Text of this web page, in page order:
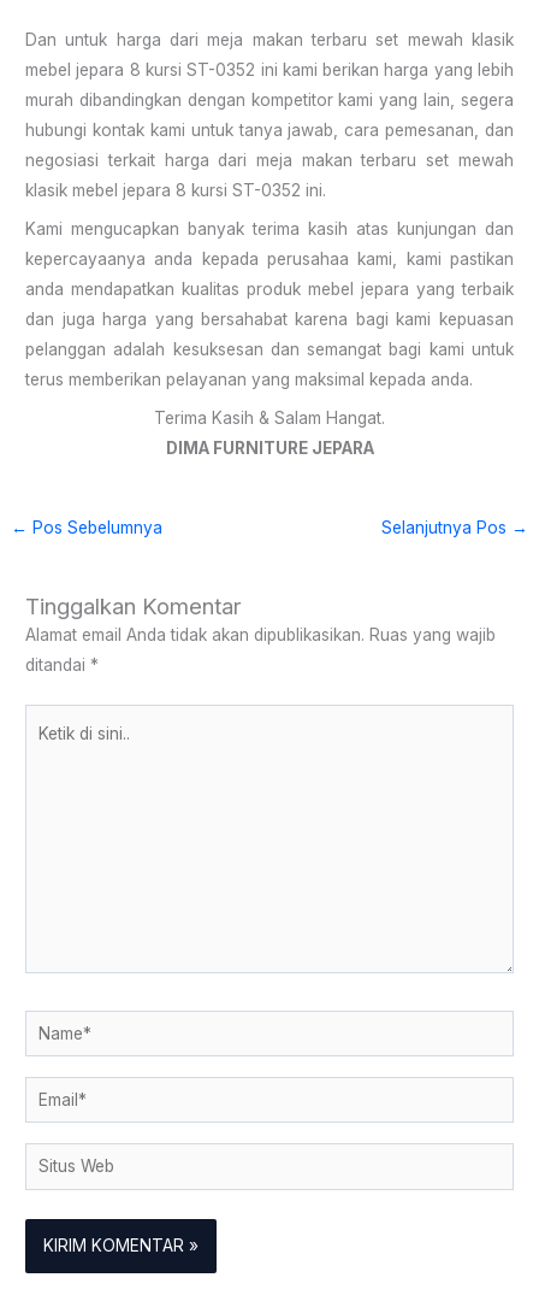
Dan untuk harga dari meja makan terbaru set mewah klasik
mebel jepara 8 kursi ST-0352 ini kami berikan harga yang lebih
murah dibandingkan dengan kompetitor kami yang lain, segera
hubungi kontak kami untuk tanya jawab, cara pemesanan, dan
negosiasi terkait harga dari meja makan terbaru set mewah
klasik mebel jepara 8 kursi ST-0352 ini.
Kami mengucapkan banyak terima kasih atas kunjungan dan
kepercayaanya anda kepada perusahaa kami, kami pastikan
anda mendapatkan kualitas produk mebel jepara yang terbaik
dan juga harga yang bersahabat karena bagi kami kepuasan
pelanggan adalah kesuksesan dan semangat bagi kami untuk
terus memberikan pelayanan yang maksimal kepada anda.
Terima Kasih & Salam Hangat.
DIMA FURNITURE JEPARA
← Pos Sebelumnya Selanjutnya Pos →
Tinggalkan Komentar
Alamat email Anda tidak akan dipublikasikan. Ruas yang wajib
ditandai*
Name*
Email*
Situs
Web